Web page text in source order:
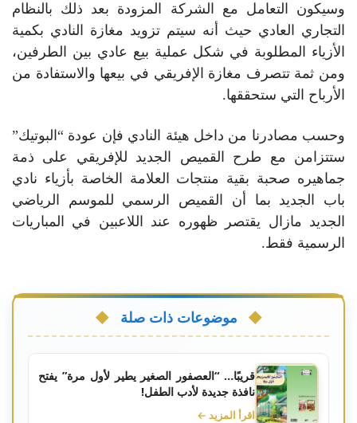
وسيكون التعامل مع الشركة المزودة بعد ذلك بالنظام
التجاري العادي حيث أنه سيتم تزويد مغازة النادي بكمية
الأزياء المطلوبة في شكل عملية بيع عادي بين الطرفين،
ومن ثمة تتصرف مغازة الإفريقي في بيعها والاستفادة من
الأرباح التي ستحققها.
وحسب مصادرنا من داخل هيئة النادي فإن عودة “البوتيك”
ستتزامن مع طرح القميص الجديد للإفريقي على ذمة
جماهيره صحبة بقية منتجات العلامة الخاصة بأزياء نادي
باب الجديد بما أن القميص الرسمي للموسم الرياضي
الجديد مازال يقتصر ظهوره عند اللاعبين في المباريات
الرسمية فقط.
موضوعات ذات صلة
قريبًا… “العصفور الصغير يطير لأول مرة” يفتح
نافذة جديدة لأدب الطفل!
اقرأ المزيد ←